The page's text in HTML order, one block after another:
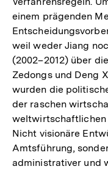
einem prägenden
weil weder Jiang
(2002–2012) über
Zedongs und Deng
wurden die
der raschen
weltwirtschaftlichen
Nicht visionäre
Amtsführung,
administrativer und